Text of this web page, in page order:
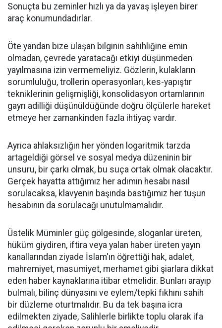
Sonuçta bu zeminler hızlı ya da yavaş işleyen birer
araç konumundadırlar.
Öte yandan bize ulaşan bilginin sahihliğine emin
olmadan, çevrede yaratacağı etkiyi düşünmeden
yayılmasına izin vermemeliyiz. Gözlerin, kulakların
sorumluluğu, trollerin operasyonları, kes-yapıştır
tekniklerinin gelişmişliği, konsolidasyon ortamlarının
gayrı adilliği düşünüldüğünde doğru ölçülerle hareket
etmeye her zamankinden fazla ihtiyaç vardır.
Ayrıca ahlaksızlığın her yönden logaritmik tarzda
artageldiği görsel ve sosyal medya düzeninin bir
unsuru, bir çarkı olmak, bu suça ortak olmak olacaktır.
Gerçek hayatta attığımız her adımın hesabı nasıl
sorulacaksa, klavyenin başında bastığımız her tuşun
hesabının da sorulacağı unutulmamalıdır.
Üstelik Müminler güç gölgesinde, sloganlar üreten,
hüküm giydiren, iftira veya yalan haber üreten yayın
kanallarından ziyade İslam'ın öğrettiği hak, adalet,
mahremiyet, masumiyet, merhamet gibi şiarlara dikkat
eden haber kaynaklarına itibar etmelidir. Bunları arayıp
bulmalı, bilinç dünyasını ve eylem/tepki fıkhını sahih
bir düzleme oturtmalıdır. Bu da tek başına icra
edilmekten ziyade, Salihlerle birlikte toplu olarak ifa